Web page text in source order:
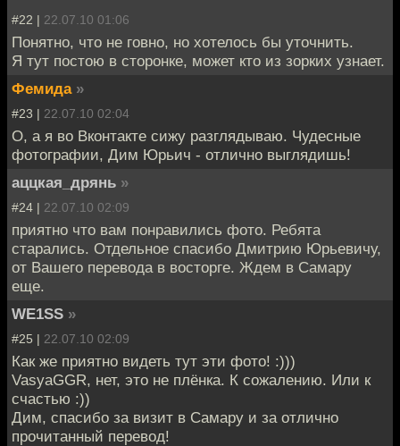
#22 | 22.07.10 01:06
Понятно, что не говно, но хотелось бы уточнить.
Я тут постою в сторонке, может кто из зорких узнает.
Фемида »
#23 | 22.07.10 02:04
О, а я во Вконтакте сижу разглядываю. Чудесные
фотографии, Дим Юрьич - отлично выглядишь!
аццкая_дрянь »
#24 | 22.07.10 02:09
приятно что вам понравились фото. Ребята
старались. Отдельное спасибо Дмитрию Юрьевичу,
от Вашего перевода в восторге. Ждем в Самару
еще.
WE1SS »
#25 | 22.07.10 02:09
Как же приятно видеть тут эти фото! :)))
VasyaGGR, нет, это не плёнка. К сожалению. Или к
счастью :))
Дим, спасибо за визит в Самару и за отлично
прочитанный перевод!